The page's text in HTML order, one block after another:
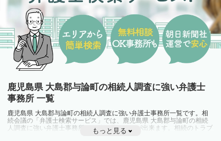
鹿児島県 大島郡与論町の相続人調査に強い弁護士
事務所 一覧
鹿児島県 大島郡与論町の相続人調査に強い弁護士事務所一覧です。相
続会議の「弁護士検索サービス」では、鹿児島県 大島郡与論町の相続
人調査に強い弁護士事務所を一覧で見ることが出来ます。相続のトラブ
ルやお悩みを抱えている方は一度近隣の弁護士に相談してみましょう。
もっと見る